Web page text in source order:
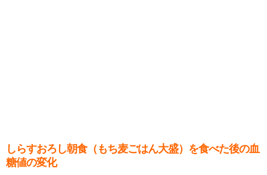
しらすおろし朝食（もち⻨ごはん大盛）を食べた後の血
糖値の変化